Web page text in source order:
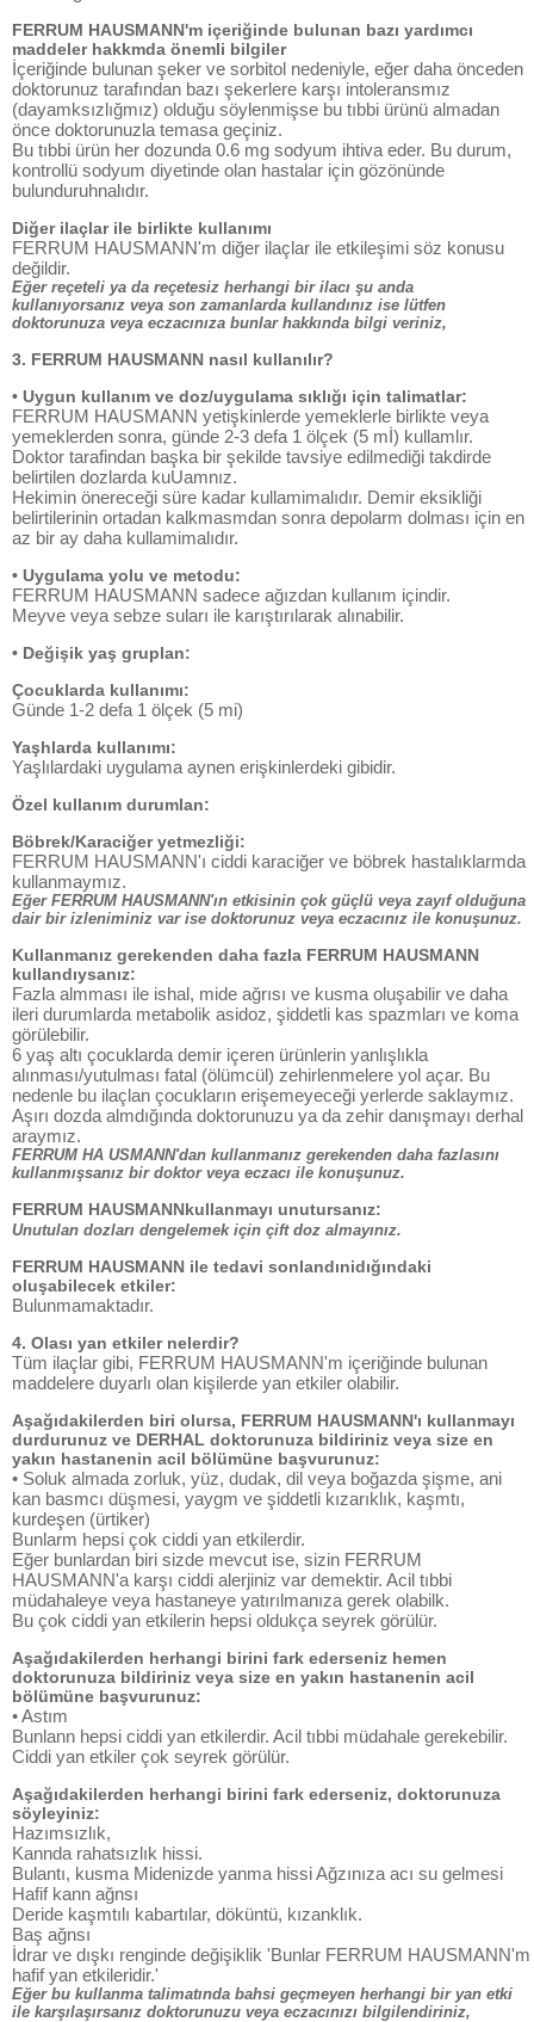
FERRUM HAUSMANN'm içeriğinde bulunan bazı yardımcı
maddeler hakkmda önemli bilgiler
İçeriğinde bulunan şeker ve sorbitol nedeniyle, eğer daha önceden
doktorunuz tarafından bazı şekerlere karşı intoleransmız
(dayamksızlığmız) olduğu söylenmişse bu tıbbi ürünü almadan
önce doktorunuzla temasa geçiniz.
Bu tıbbi ürün her dozunda 0.6 mg sodyum ihtiva eder. Bu durum,
kontrollü sodyum diyetinde olan hastalar için gözönünde
bulunduruhnalıdır.
Diğer ilaçlar ile birlikte kullanımı
FERRUM HAUSMANN'm diğer ilaçlar ile etkileşimi söz konusu
değildir.
Eğer reçeteli ya da reçetesiz herhangi bir ilacı şu anda
kullanıyorsanız veya son zamanlarda kullandınız ise lütfen
doktorunuza veya eczacınıza bunlar hakkında bilgi veriniz,
3. FERRUM HAUSMANN nasıl kullanılır?
• Uygun kullanım ve doz/uygulama sıklığı için talimatlar:
FERRUM HAUSMANN yetişkinlerde yemeklerle birlikte veya
yemeklerden sonra, günde 2-3 defa 1 ölçek (5 mİ) kullamlır.
Doktor tarafindan başka bir şekilde tavsiye edilmediği takdirde
belirtilen dozlarda kuUamnız.
Hekimin önereceği süre kadar kullamimalıdır. Demir eksikliği
belirtilerinin ortadan kalkmasmdan sonra depolarm dolması için en
az bir ay daha kullamimalıdır.
• Uygulama yolu ve metodu:
FERRUM HAUSMANN sadece ağızdan kullanım içindir.
Meyve veya sebze suları ile karıştırılarak alınabilir.
• Değişik yaş gruplan:
Çocuklarda kullanımı:
Günde 1-2 defa 1 ölçek (5 mi)
Yaşhlarda kullanımı:
Yaşlılardaki uygulama aynen erişkinlerdeki gibidir.
Özel kullanım durumlan:
Böbrek/Karaciğer yetmezliği:
FERRUM HAUSMANN'ı ciddi karaciğer ve böbrek hastalıklarmda
kullanmaymız.
Eğer FERRUM HAUSMANN'ın etkisinin çok güçlü veya zayıf olduğuna
dair bir izleniminiz var ise doktorunuz veya eczacınız ile konuşunuz.
Kullanmanız gerekenden daha fazla FERRUM HAUSMANN
kullandıysanız:
Fazla almması ile ishal, mide ağrısı ve kusma oluşabilir ve daha
ileri durumlarda metabolik asidoz, şiddetli kas spazmları ve koma
görülebilir.
6 yaş altı çocuklarda demir içeren ürünlerin yanlışlıkla
alınması/yutulması fatal (ölümcül) zehirlenmelere yol açar. Bu
nedenle bu ilaçlan çocukların erişemeyeceği yerlerde saklaymız.
Aşırı dozda almdığında doktorunuzu ya da zehir danışmayı derhal
araymız.
FERRUM HA USMANN'dan kullanmanız gerekenden daha fazlasını
kullanmışsanız bir doktor veya eczacı ile konuşunuz.
FERRUM HAUSMANNkullanmayı unutursanız:
Unutulan dozları dengelemek için çift doz almayınız.
FERRUM HAUSMANN ile tedavi sonlandınidığındaki
oluşabilecek etkiler:
Bulunmamaktadır.
4. Olası yan etkiler nelerdir?
Tüm ilaçlar gibi, FERRUM HAUSMANN'm içeriğinde bulunan
maddelere duyarlı olan kişilerde yan etkiler olabilir.
Aşağıdakilerden biri olursa, FERRUM HAUSMANN'ı kullanmayı
durdurunuz ve DERHAL doktorunuza bildiriniz veya size en
yakın hastanenin acil bölümüne başvurunuz:
• Soluk almada zorluk, yüz, dudak, dil veya boğazda şişme, ani
kan basmcı düşmesi, yaygm ve şiddetli kızarıklık, kaşmtı,
kurdeşen (ürtiker)
Bunlarm hepsi çok ciddi yan etkilerdir.
Eğer bunlardan biri sizde mevcut ise, sizin FERRUM
HAUSMANN'a karşı ciddi alerjiniz var demektir. Acil tıbbi
müdahaleye veya hastaneye yatırılmanıza gerek olabilk.
Bu çok ciddi yan etkilerin hepsi oldukça seyrek görülür.
Aşağıdakilerden herhangi birini fark ederseniz hemen
doktorunuza bildiriniz veya size en yakın hastanenin acil
bölümüne başvurunuz:
• Astım
Bunlann hepsi ciddi yan etkilerdir. Acil tıbbi müdahale gerekebilir.
Ciddi yan etkiler çok seyrek görülür.
Aşağıdakilerden herhangi birini fark ederseniz, doktorunuza
söyleyiniz:
Hazımsızlık,
Kannda rahatsızlık hissi.
Bulantı, kusma Midenizde yanma hissi Ağzınıza acı su gelmesi
Hafif kann ağnsı
Deride kaşmtılı kabartılar, döküntü, kızanklık.
Baş ağnsı
İdrar ve dışkı renginde değişiklik 'Bunlar FERRUM HAUSMANN'm
hafif yan etkileridir.'
Eğer bu kullanma talimatında bahsi geçmeyen herhangi bir yan etki
ile karşılaşırsanız doktorunuzu veya eczacınızı bilgilendiriniz,